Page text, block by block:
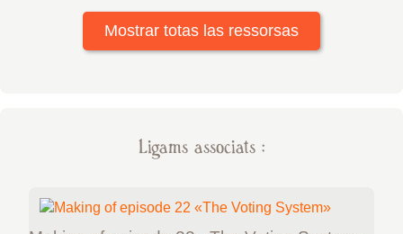
Mostrar totas las ressorsas
Ligams associats :